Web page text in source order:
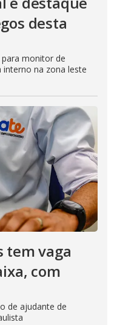
desta
monitor de
interno na zona leste
tem vaga
com
de ajudante de